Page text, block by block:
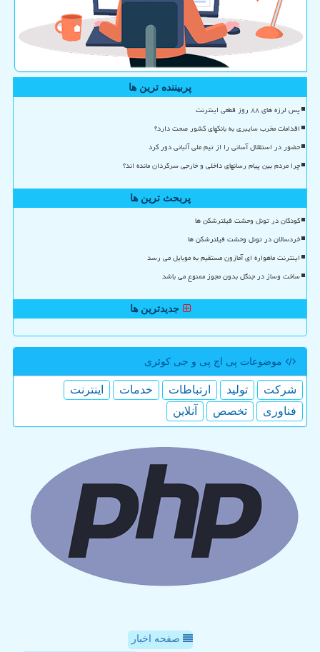
پربیننده ترین ها
پس لرزه های ۸۸ روز قطعی اینترنت
اقدامات مخرب سایبری به بانکهای کشور صحت دارد؟
حضور در استقلال آسانی را از تیم ملی آلبانی دور کرد
چرا مردم بین پیام رسانهای داخلی و خارجی سرگردان مانده اند؟
پربحث ترین ها
کودکان در تونل وحشت فیلترشکن ها
خردسالان در تونل وحشت فیلترشکن ها
اینترنت ماهواره ای آمازون مستقیم به موبایل می رسد
ساخت وساز در جنگل بدون مجوز ممنوع می باشد
جدیدترین ها
موضوعات پی اچ پی و جی كوئری
شركت تولید ارتباطات خدمات
اینترنت
فناوری
تخصص آنلاین
صفحه اخبار